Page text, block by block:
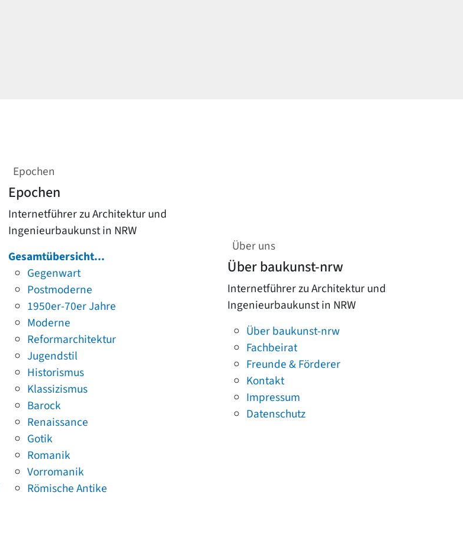
Epochen
Epochen
Internetführer zu Architektur und
Ingenieurbaukunst in NRW
Gesamtübersicht...
Gegenwart
Postmoderne
1950er-70er Jahre
Moderne
Reformarchitektur
Jugendstil
Historismus
Klassizismus
Barock
Renaissance
Gotik
Romanik
Vorromanik
Römische Antike
Über uns
Über baukunst-nrw
Internetführer zu Architektur und
Ingenieurbaukunst in NRW
Über baukunst-nrw
Fachbeirat
Freunde & Förderer
Kontakt
Impressum
Datenschutz